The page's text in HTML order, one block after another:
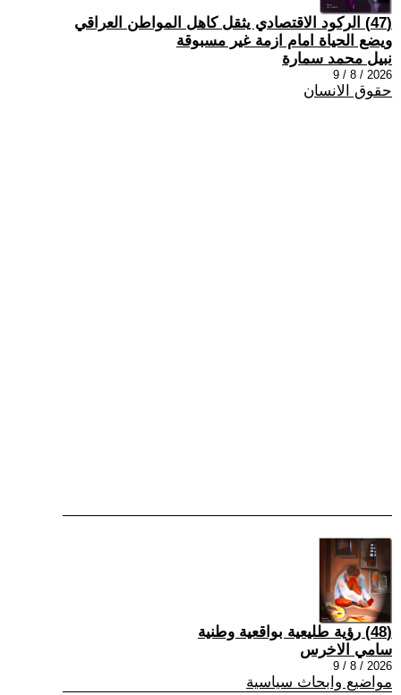
(47) الركود الاقتصادي يثقل كاهل المواطن العراقي
ويضع الحياة امام ازمة غير مسبوقة
نبيل محمد سمارة
2026 / 8 / 9
حقوق الانسان
(48) رؤية طليعية بواقعية وطنية
سامي الاخرس
2026 / 8 / 9
مواضيع وابحاث سياسية